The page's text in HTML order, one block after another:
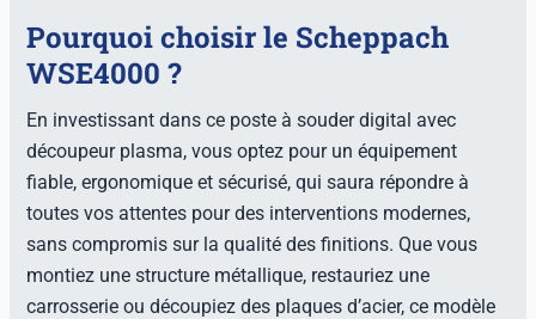
Pourquoi choisir le Scheppach
WSE4000 ?
En investissant dans ce poste à souder digital avec
découpeur plasma, vous optez pour un équipement
fiable, ergonomique et sécurisé, qui saura répondre à
toutes vos attentes pour des interventions modernes,
sans compromis sur la qualité des finitions. Que vous
montiez une structure métallique, restauriez une
carrosserie ou découpiez des plaques d’acier, ce modèle